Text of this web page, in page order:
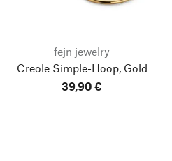
fejn jewelry
Creole Simple-Hoop, Gold
39,90 €